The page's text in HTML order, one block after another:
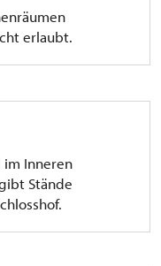
erlaubt.
im Inneren
Stände